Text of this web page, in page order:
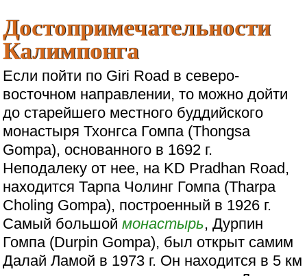
Достопримечательности
Калимпонга
Если пойти по Giri Road в северо-
восточном направлении, то можно дойти
до старейшего местного буддийского
монастыря Тхонгса Гомпа (Thongsa
Gompa), основанного в 1692 г.
Неподалеку от нее, на KD Pradhan Road,
находится Тарпа Чолинг Гомпа (Tharpa
Choling Gompa), построенный в 1926 г.
Самый большоймонастырь, Дурпин
Гомпа (Durpin Gompa), был открыт самим
Далай Ламой в 1973 г. Он находится в 5 км